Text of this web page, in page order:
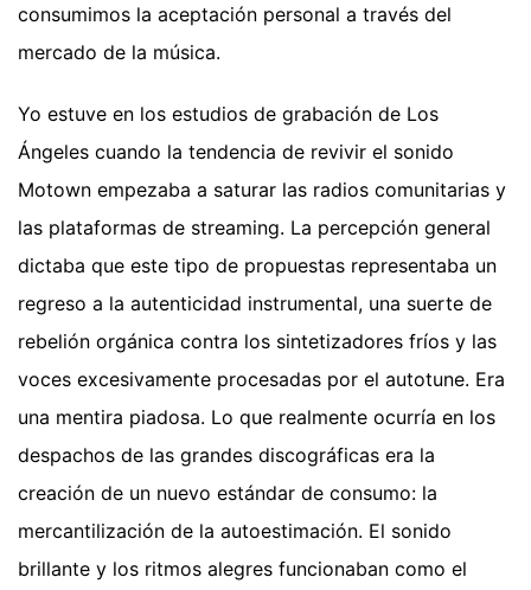
consumimos la aceptación personal a través del
mercado de la música.
Yo estuve en los estudios de grabación de Los
Ángeles cuando la tendencia de revivir el sonido
Motown empezaba a saturar las radios comunitarias y
las plataformas de streaming. La percepción general
dictaba que este tipo de propuestas representaba un
regreso a la autenticidad instrumental, una suerte de
rebelión orgánica contra los sintetizadores fríos y las
voces excesivamente procesadas por el autotune. Era
una mentira piadosa. Lo que realmente ocurría en los
despachos de las grandes discográficas era la
creación de un nuevo estándar de consumo: la
mercantilización de la autoestimación. El sonido
brillante y los ritmos alegres funcionaban como el